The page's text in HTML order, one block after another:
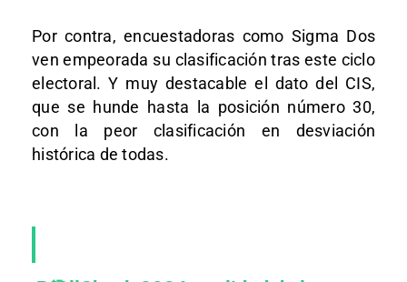
Por contra, encuestadoras como Sigma Dos
ven empeorada su clasificación tras este ciclo
electoral. Y muy destacable el dato del CIS,
que se hunde hasta la posición número 30,
con la peor clasificación en desviación
histórica de todas.